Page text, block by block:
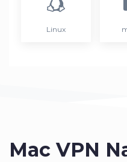
Linux
Mac VPN